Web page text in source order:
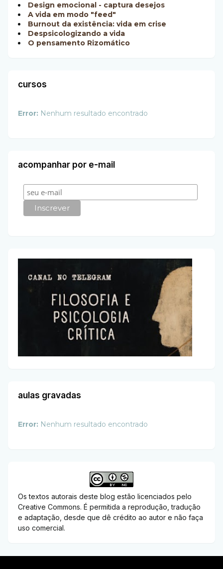
Design emocional - captura desejos
A vida em modo "feed"
Burnout da existência: vida em crise
Despsicologizando a vida
O pensamento Rizomático
cursos
Error: Nenhum resultado encontrado
acompanhar por e-mail
aulas gravadas
Error: Nenhum resultado encontrado
Os textos autorais deste blog estão licenciados pelo
Creative Commons. É permitida a reprodução, tradução
e adaptação, desde que dê crédito ao autor e não faça
uso comercial.